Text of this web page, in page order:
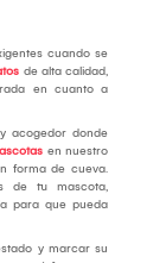
cuando se
de alta calidad,
en cuanto a
acogedor donde
en nuestro
forma de cueva.
de tu mascota,
para que pueda
y marcar su